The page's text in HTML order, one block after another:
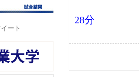
ート
28分